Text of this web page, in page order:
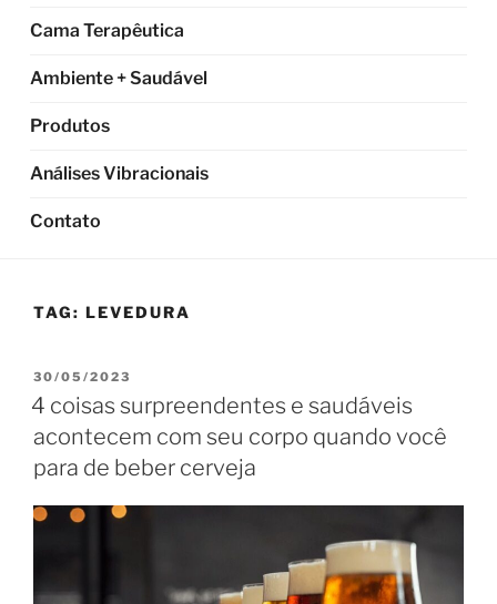
Cama Terapêutica
Ambiente + Saudável
Produtos
Análises Vibracionais
Contato
TAG: LEVEDURA
PUBLICADO
EM
30/05/2023
4 coisas surpreendentes e saudáveis ​​
acontecem com seu corpo quando você
para de beber cerveja